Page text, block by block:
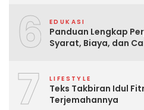
6 EDUKASI
Panduan Lengkap
Syarat, Biaya, dan
7 LIFESTYLE
Teks Takbiran Idul
Terjemahannya